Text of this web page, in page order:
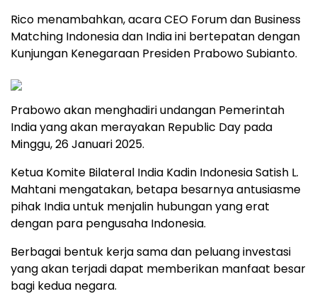
Rico menambahkan, acara CEO Forum dan Business
Matching Indonesia dan India ini bertepatan dengan
Kunjungan Kenegaraan Presiden Prabowo Subianto.
Prabowo akan menghadiri undangan Pemerintah
India yang akan merayakan Republic Day pada
Minggu, 26 Januari 2025.
Ketua Komite Bilateral India Kadin Indonesia Satish L.
Mahtani mengatakan, betapa besarnya antusiasme
pihak India untuk menjalin hubungan yang erat
dengan para pengusaha Indonesia.
Berbagai bentuk kerja sama dan peluang investasi
yang akan terjadi dapat memberikan manfaat besar
bagi kedua negara.